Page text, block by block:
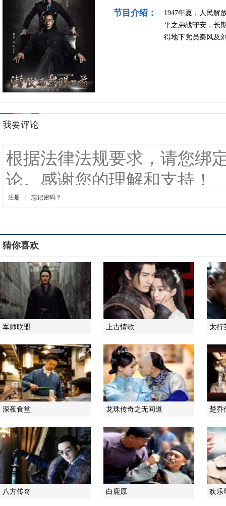
节目介绍：
1947年夏，人民解
平之弟战守安，长
得地下党员秦风及
猜你喜欢
军师联盟 上古情歌 太行
深夜食堂 龙珠传奇之无间道 楚乔
八方传奇 白鹿原 欢乐